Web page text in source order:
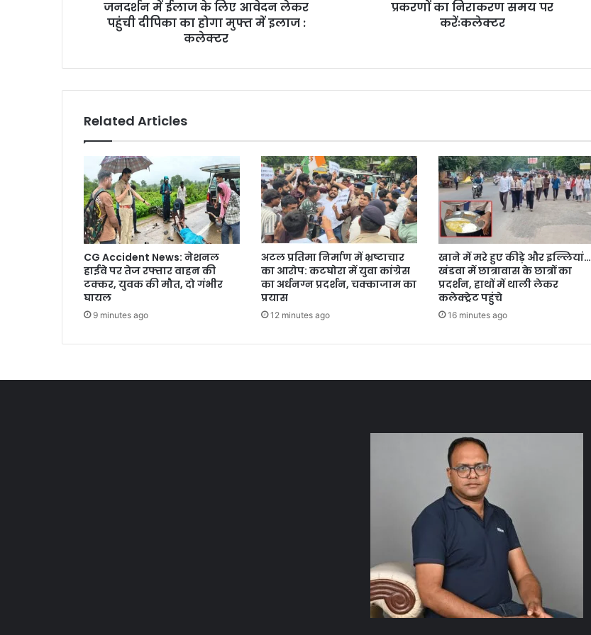
जनदर्शन में ईलाज के लिए आवेदन लेकर
पहुंची दीपिका का होगा मुफ्त में इलाज :
कलेक्टर
प्रकरणों का निराकरण समय पर
करेंःकलेक्टर
Related Articles
CG Accident News: नेशनल
हाईवे पर तेज रफ्तार वाहन की
टक्कर, युवक की मौत, दो गंभीर
घायल
9 minutes ago
अटल प्रतिमा निर्माण में भ्रष्टाचार
का आरोप: कटघोरा में युवा कांग्रेस
का अर्धनग्न प्रदर्शन, चक्काजाम का
प्रयास
12 minutes ago
खाने में मरे हुए कीड़े और इल्लियां…
खंडवा में छात्रावास के छात्रों का
प्रदर्शन, हाथों में थाली लेकर
कलेक्ट्रेट पहुंचे
16 minutes ago